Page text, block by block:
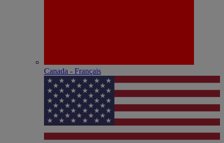
Canada - Français